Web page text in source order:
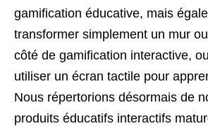
gamification éducative, mais
transformer simplement un mur
côté de gamification interactive,
utiliser un écran tactile pour
Nous répertorions désormais de
produits éducatifs interactifs